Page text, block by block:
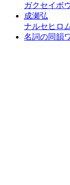
ガクセイボ
成瀬弘
ナルセヒロ
名詞の同韻